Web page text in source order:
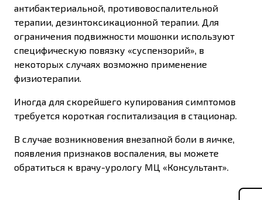
антибактериальной, противовоспалительной
терапии, дезинтоксикационной терапии. Для
ограничения подвижности мошонки используют
специфическую повязку «суспензорий», в
некоторых случаях возможно применение
физиотерапии.
Иногда для скорейшего купирования симптомов
требуется короткая госпитализация в стационар.
В случае возникновения внезапной боли в яичке,
появления признаков воспаления, вы можете
обратиться к врачу-урологу МЦ «Консультант».